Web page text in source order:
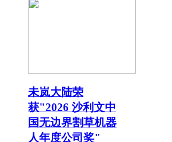
未岚大陆荣
获"2026 沙利文中
国无边界割草机器
人年度公司奖"